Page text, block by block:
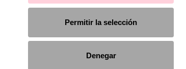
Permitir la selección
Denegar